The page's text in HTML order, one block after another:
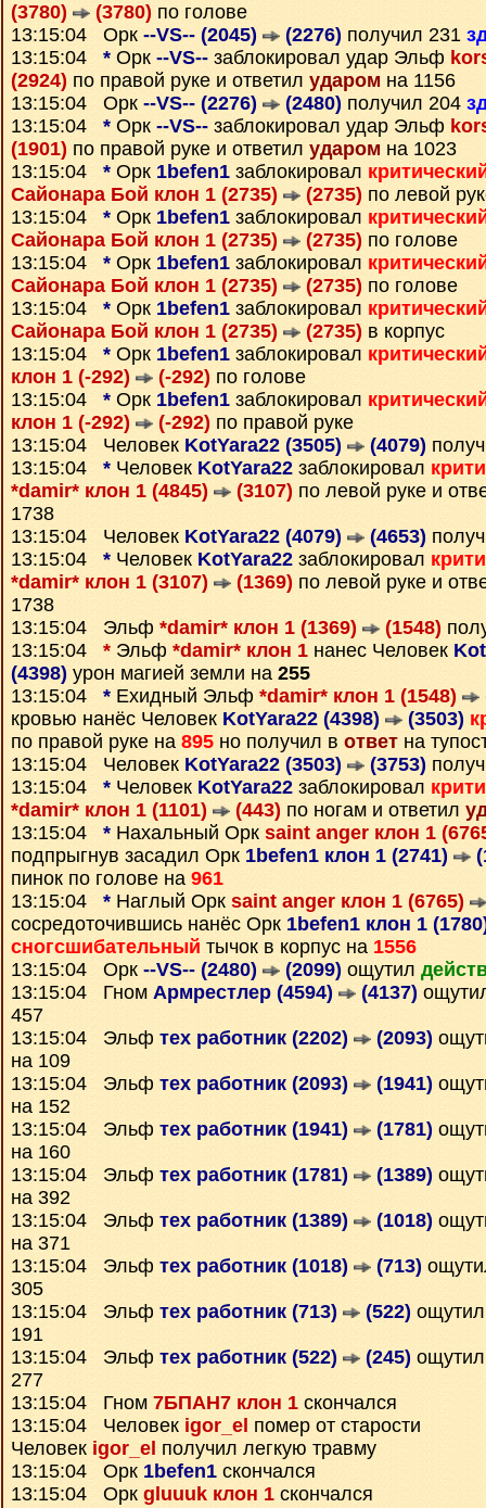
(3780)
(3780) по голове
13:15:04 Орк --VS-- (2045) (2276) получил 231
13:15:04 * Орк --VS-- заблокировал удар Эльф
(2924) по правой руке и ответил ударом на 1156
13:15:04 Орк --VS-- (2276) (2480) получил 204
13:15:04 * Орк --VS-- заблокировал удар Эльф
(1901) по правой руке и ответил ударом на 1023
13:15:04 * Орк 1befen1 заблокировал
Сайонара Бой клон 1 (2735)
(2735) по левой
13:15:04 * Орк 1befen1 заблокировал
Сайонара Бой клон 1 (2735)
(2735) по голове
13:15:04 * Орк 1befen1 заблокировал
Сайонара Бой клон 1 (2735)
(2735) по голове
13:15:04 * Орк 1befen1 заблокировал
Сайонара Бой клон 1 (2735)
(2735) в корпус
13:15:04 * Орк 1befen1 заблокировал
клон 1 (-292)
(-292) по голове
13:15:04 * Орк 1befen1 заблокировал
клон 1 (-292)
(-292) по правой руке
13:15:04 Человек KotYara22 (3505) (4079)
13:15:04 * Человек KotYara22 заблокировал
*damir* клон 1 (4845)
(3107) по левой руке и
1738
13:15:04 Человек KotYara22 (4079) (4653)
13:15:04 * Человек KotYara22 заблокировал
*damir* клон 1 (3107)
(1369) по левой руке и
1738
13:15:04 Эльф *damir* клон 1 (1369) (1548)
13:15:04 * Эльф *damir* клон 1 нанес Человек
(4398) урон магией земли на 255
13:15:04 * Ехидный Эльф *damir* клон 1 (1548)
кровью нанёс Человек KotYara22 (4398) (3503)
по правой руке на 895 но получил в ответ на
13:15:04 Человек KotYara22 (3503) (3753)
13:15:04 * Человек KotYara22 заблокировал
*damir* клон 1 (1101)
(443) по ногам и ответил
13:15:04 * Нахальный Орк saint anger клон 1
подпрыгнув засадил Орк 1befen1 клон 1 (2741)
пинок по голове на 961
13:15:04 * Наглый Орк saint anger клон 1 (6765)
сосредоточившись нанёс Орк 1befen1 клон 1
сногсшибательный тычок в корпус на 1556
13:15:04 Орк --VS-- (2480) (2099) ощутил
13:15:04 Гном Армрестлер (4594) (4137)
457
13:15:04 Эльф тех работник (2202) (2093)
на 109
13:15:04 Эльф тех работник (2093) (1941)
на 152
13:15:04 Эльф тех работник (1941) (1781)
на 160
13:15:04 Эльф тех работник (1781) (1389)
на 392
13:15:04 Эльф тех работник (1389) (1018)
на 371
13:15:04 Эльф тех работник (1018) (713)
305
13:15:04 Эльф тех работник (713) (522)
191
13:15:04 Эльф тех работник (522) (245)
277
13:15:04 Гном 7БПАН7 клон 1 скончался
13:15:04 Человек igor_el помер от старости
Человек igor_el получил легкую травму
13:15:04 Орк 1befen1 скончался
13:15:04 Орк gluuuk клон 1 скончался